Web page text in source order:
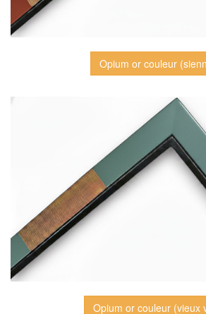
Opium or couleur
Opium or couleur (vieux